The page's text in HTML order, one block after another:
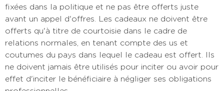
fixées dans la politique et ne pas être offerts juste
avant un appel d'offres. Les cadeaux ne doivent être
offerts qu'à titre de courtoisie dans le cadre de
relations normales, en tenant compte des us et
coutumes du pays dans lequel le cadeau est offert. Ils
ne doivent jamais être utilisés pour inciter ou avoir pour
effet d'inciter le bénéficiaire à négliger ses obligations